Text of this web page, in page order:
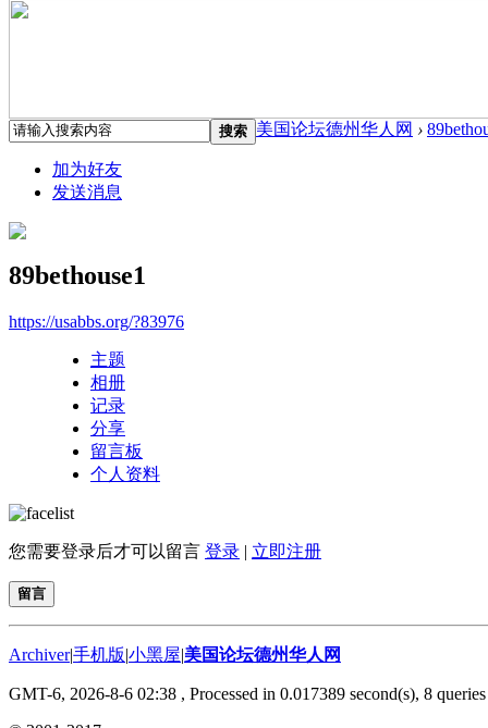
搜索 美国论坛德州华人网 ›
加为好友
发送消息
89bethouse1
https://usabbs.org/?83976
主题
相册
记录
分享
留言板
个人资料
您需要登录后才可以留言 登录 | 立即注册
留言
Archiver|手机版|小黑屋|美国论坛德州华人网
GMT-6, 2026-8-6 02:38 , Processed in 0.017389 second(s), 8